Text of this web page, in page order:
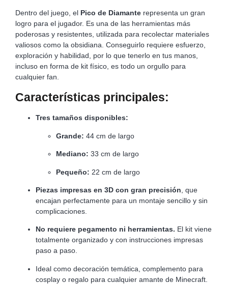
Dentro del juego, el Pico de Diamante representa un gran
logro para el jugador. Es una de las herramientas más
poderosas y resistentes, utilizada para recolectar materiales
valiosos como la obsidiana. Conseguirlo requiere esfuerzo,
exploración y habilidad, por lo que tenerlo en tus manos,
incluso en forma de kit físico, es todo un orgullo para
cualquier fan.
Características principales:
Tres tamaños disponibles:
Grande: 44 cm de largo
Mediano: 33 cm de largo
Pequeño: 22 cm de largo
Piezas impresas en 3D con gran precisión , que
encajan perfectamente para un montaje sencillo y sin
complicaciones.
No requiere pegamento ni herramientas. El kit viene
totalmente organizado y con instrucciones impresas
paso a paso.
Ideal como decoración temática, complemento para
cosplay o regalo para cualquier amante de Minecraft.